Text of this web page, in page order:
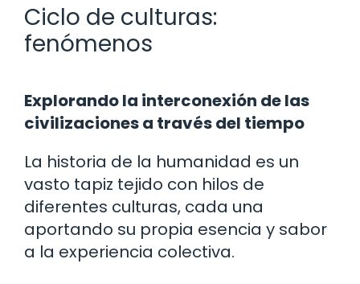
Ciclo de culturas:
fenómenos
Explorando la interconexión de las
civilizaciones a través del tiempo
La historia de la humanidad es un
vasto tapiz tejido con hilos de
diferentes culturas, cada una
aportando su propia esencia y sabor
a la experiencia colectiva.